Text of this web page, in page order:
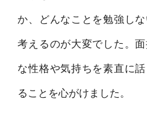
か、どんなことを勉強し
考えるのが大変でした。
な性格や気持ちを素直に
ることを心がけました。